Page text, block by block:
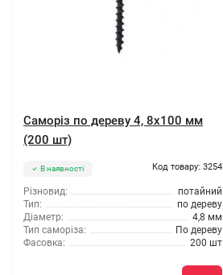
Саморіз по дереву 4, 8x100 мм
(200 шт)
В наявності Код товару: 3254
Різновид:
потайний
Тип:
по дереву
Діаметр:
4,8 мм
Тип саморіза:
По дереву
Фасовка:
200 шт